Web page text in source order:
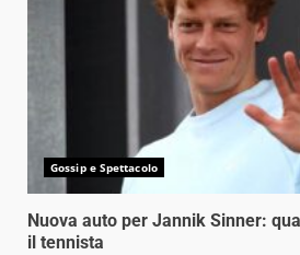
Gossip e Spettacolo
Nuova auto per Jannik Sinner:
il tennista